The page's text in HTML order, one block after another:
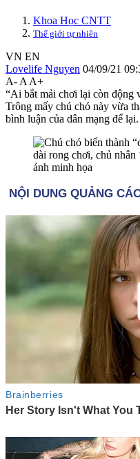
Khoa Học CNTT
Thế giới tự nhiên
VN EN
Lovelife Nguyen 04/09/21
A- A A+
“Ai bắt mải chơi lại còn động
Trông mấy chú chó này vừa
bình luận của dân mạng để lại.
ảnh minh họa